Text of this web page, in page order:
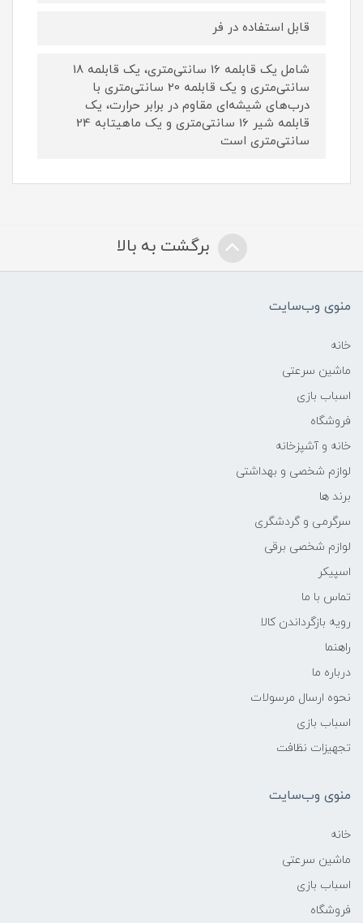
قابل استفاده در فر
شامل یک قابلمه 16 سانتی‌متری، یک قابلمه 18
سانتی‌متری و یک قابلمه 20 سانتی‌متری با
درب‌های شیشه‌ای مقاوم در برابر حرارت، یک
قابلمه شیر 16 سانتی‌متری و یک ماهیتابه 24
سانتی‌متری است
برگشت به بالا
منوی وب‌سایت
خانه
ماشین سرعتی
اسباب بازی
فروشگاه
خانه و آشپزخانه
لوازم شخصی و بهداشتی
برند ها
سرگرمی و گردشگری
لوازم شخصی برقی
اسپیکر
تماس با ما
رویه بازگرداندن کالا
راهنما
درباره ما
نحوه ارسال مرسولات
اسباب بازی
تجهیزات نظافت
منوی وب‌سایت
خانه
ماشین سرعتی
اسباب بازی
فروشگاه